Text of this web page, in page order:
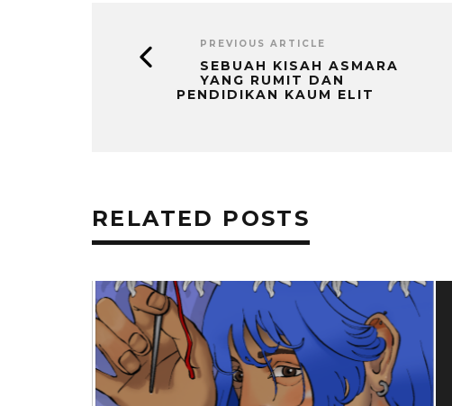
PREVIOUS ARTICLE
SEBUAH KISAH ASMARA
YANG RUMIT DAN
PENDIDIKAN KAUM ELIT
RELATED POSTS